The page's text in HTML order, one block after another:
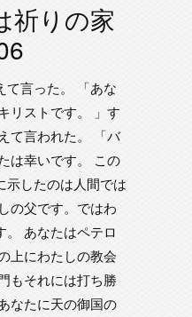
祈りの家
て言った。 「あな
リストです。 」す
て言われた。 「バ
は幸いです。 この
示したのは人間では
の父です。ではわ
。 あなたはペテロ
上にわたしの教会
もそれには打ち勝
なたに天の御国の